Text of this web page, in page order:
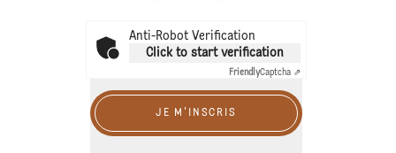
Anti-Robot Verification
Click to start verification
FriendlyCaptcha ⇗
JE M'INSCRIS